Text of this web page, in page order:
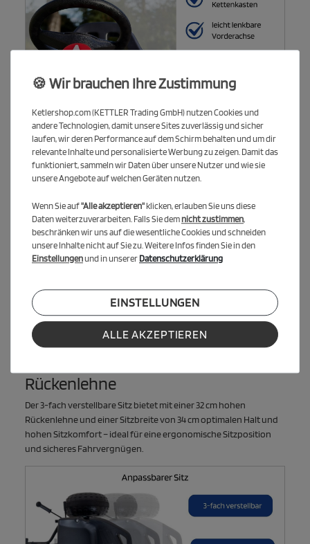
Alles im Griff - von Anfang an
Lenker, Schaltung und Handbremse sind ergonomisch
angeordnet, und dank der gut erreichbaren Pedale ist
selbstständiges, sicheres Fahren jederzeit möglich.
Rückenlehne
Der 3-fach verstellbare Sitz bietet mit einer 32 cm hohen
Rückenlehne und einer Sitzbreite von 34 cm optimalen Halt und
hohen Sitzkomfort – ideal für eine ergonomische Sitzposition
und sicheres Fahrvergnügen.
🍪 Wir brauchen Ihre Zustimmung
Ketlershop.com (KETTLER Trading GmbH) nutzen Cookies und
andere Technologien, damit unsere Sites zuverlässig und sicher
laufen, wir deren Performance auf dem Schirm behalten und um dir
relevante Inhalte und personalisierte Werbung zu zeigen. Damit das
funktioniert, sammeln wir Daten über unsere Nutzer und wie sie
unsere Angebote auf welchen Geräten nutzen.
Wenn Sie auf"Alle akzeptieren"klicken, erlauben Sie uns diese
Daten weiterzuverarbeiten. Falls Sie demnicht zustimmen,
beschränken wir uns auf die wesentliche Cookies und schneiden
unsere Inhalte nicht auf Sie zu. Weitere Infos finden Sie in den
Einstellungenund in unsererDatenschutzerklärung
EINSTELLUNGEN
ALLE AKZEPTIEREN